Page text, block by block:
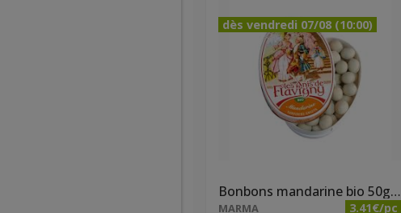
dès vendredi 07/08 (10:00)
Bonbons mandarine bio 50g Anis de Flavigny
MARMA 3.41€/pc